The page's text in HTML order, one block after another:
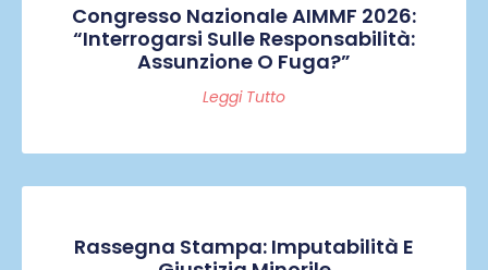
Congresso Nazionale AIMMF 2026:
“Interrogarsi Sulle Responsabilità:
Assunzione O Fuga?”
Leggi Tutto
Rassegna Stampa: Imputabilità E